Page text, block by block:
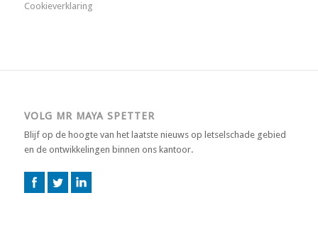
Cookieverklaring
VOLG MR MAYA SPETTER
Blijf op de hoogte van het laatste nieuws op letselschade gebied
en de ontwikkelingen binnen ons kantoor.